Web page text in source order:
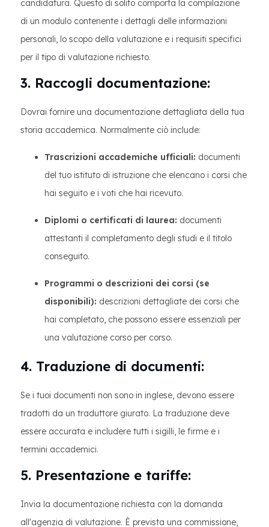
candidatura. Questo di solito comporta la compilazione
di un modulo contenente i dettagli delle informazioni
personali, lo scopo della valutazione e i requisiti specifici
per il tipo di valutazione richiesto.
3. Raccogli documentazione:
Dovrai fornire una documentazione dettagliata della tua
storia accademica. Normalmente ciò include:
Trascrizioni accademiche ufficiali: documenti
del tuo istituto di istruzione che elencano i corsi che
hai seguito e i voti che hai ricevuto.
Diplomi o certificati di laurea: documenti
attestanti il completamento degli studi e il titolo
conseguito.
Programmi o descrizioni dei corsi (se
disponibili): descrizioni dettagliate dei corsi che
hai completato, che possono essere essenziali per
una valutazione corso per corso.
4. Traduzione di documenti:
Se i tuoi documenti non sono in inglese, devono essere
tradotti da un traduttore giurato. La traduzione deve
essere accurata e includere tutti i sigilli, le firme e i
termini accademici.
5. Presentazione e tariffe:
Invia la documentazione richiesta con la domanda
all'agenzia di valutazione. È prevista una commissione,